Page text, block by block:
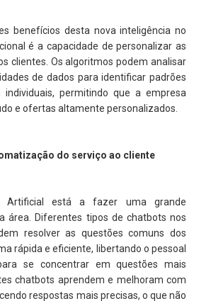
benefícios desta nova inteligência no
é a capacidade de personalizar as
clientes. Os algoritmos podem analisar
de dados para identificar padrões
individuais, permitindo que a empresa
e ofertas altamente personalizados.
do serviço ao cliente
Artificial está a fazer uma grande
área. Diferentes tipos de chatbots nos
resolver as questões comuns dos
rápida e eficiente, libertando o pessoal
se concentrar em questões mais
chatbots aprendem e melhoram com
respostas mais precisas, o que não